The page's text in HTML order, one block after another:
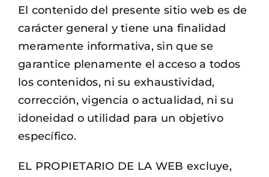
El contenido del presente sitio web es de
carácter general y tiene una finalidad
meramente informativa, sin que se
garantice plenamente el acceso a todos
los contenidos, ni su exhaustividad,
corrección, vigencia o actualidad, ni su
idoneidad o utilidad para un objetivo
específico.
EL PROPIETARIO DE LA WEB excluye,